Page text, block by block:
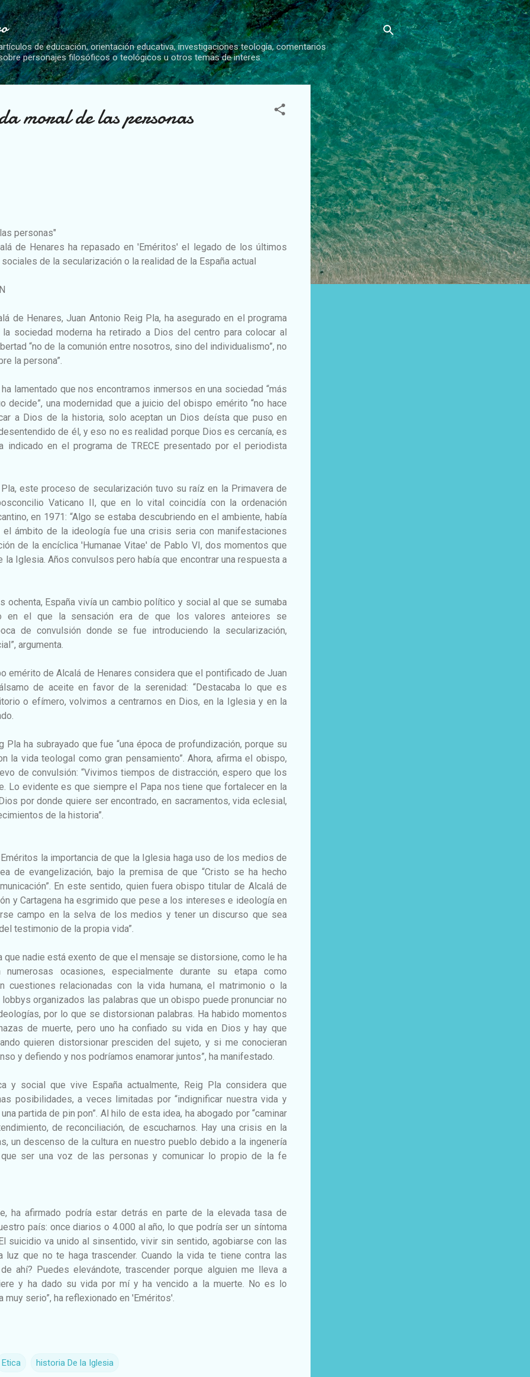
Ir al contenido principal
de educación, orientación educativa, investigaciones teología, comentarios
personajes filosóficos o teológicos u otros temas de interes
moral de las personas
personas"
de Henares ha repasado en 'Eméritos' el legado de los últimos
de la secularización o la realidad de la España actual
de Henares, Juan Antonio Reig Pla, ha asegurado en el programa
la sociedad moderna ha retirado a Dios del centro para colocar al
“no de la comunión entre nosotros, sino del individualismo”, no
la persona”.
lamentado que nos encontramos inmersos en una sociedad “más
decide”, una modernidad que a juicio del obispo emérito “no hace
a Dios de la historia, solo aceptan un Dios deísta que puso en
de él, y eso no es realidad porque Dios es cercanía, es
indicado en el programa de TRECE presentado por el periodista
este proceso de secularización tuvo su raíz en la Primavera de
Vaticano II, que en lo vital coincidía con la ordenación
en 1971: “Algo se estaba descubriendo en el ambiente, había
el ámbito de la ideología fue una crisis seria con manifestaciones
de la encíclica 'Humanae Vitae' de Pablo VI, dos momentos que
Iglesia. Años convulsos pero había que encontrar una respuesta a
ochenta, España vivía un cambio político y social al que se sumaba
en el que la sensación era de que los valores anteiores se
de convulsión donde se fue introduciendo la secularización,
argumenta.
emérito de Alcalá de Henares considera que el pontificado de Juan
de aceite en favor de la serenidad: “Destacaba lo que es
o efímero, volvimos a centrarnos en Dios, en la Iglesia y en la
Pla ha subrayado que fue “una época de profundización, porque su
la vida teologal como gran pensamiento”. Ahora, afirma el obispo,
de convulsión: “Vivimos tiempos de distracción, espero que los
Lo evidente es que siempre el Papa nos tiene que fortalecer en la
por donde quiere ser encontrado, en sacramentos, vida eclesial,
de la historia”.
la importancia de que la Iglesia haga uso de los medios de
de evangelización, bajo la premisa de que “Cristo se ha hecho
En este sentido, quien fuera obispo titular de Alcalá de
y Cartagena ha esgrimido que pese a los intereses e ideología en
campo en la selva de los medios y tener un discurso que sea
testimonio de la propia vida”.
que nadie está exento de que el mensaje se distorsione, como le ha
ocasiones, especialmente durante su etapa como
cuestiones relacionadas con la vida humana, el matrimonio o la
organizados las palabras que un obispo puede pronunciar no
por lo que se distorsionan palabras. Ha habido momentos
de muerte, pero uno ha confiado su vida en Dios y hay que
quieren distorsionar presciden del sujeto, y si me conocieran
y defiendo y nos podríamos enamorar juntos”, ha manifestado.
y social que vive España actualmente, Reig Pla considera que
posibilidades, a veces limitadas por “indignificar nuestra vida y
partida de pin pon”. Al hilo de esta idea, ha abogado por “caminar
de reconciliación, de escucharnos. Hay una crisis en la
un descenso de la cultura en nuestro pueblo debido a la ingenería
ser una voz de las personas y comunicar lo propio de la fe
ha afirmado podría estar detrás en parte de la elevada tasa de
país: once diarios o 4.000 al año, lo que podría ser un síntoma
suicidio va unido al sinsentido, vivir sin sentido, agobiarse con las
luz que no te haga trascender. Cuando la vida te tiene contra las
ahí? Puedes elevándote, trascender porque alguien me lleva a
y ha dado su vida por mí y ha vencido a la muerte. No es lo
serio”, ha reflexionado en 'Eméritos'.
Etica historia De la Iglesia